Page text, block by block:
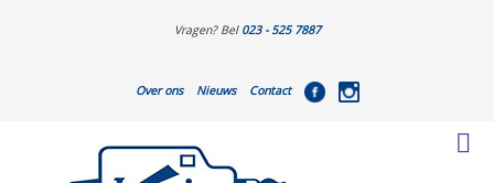
Vragen? Bel 023 - 525 7887
Over ons Nieuws Contact